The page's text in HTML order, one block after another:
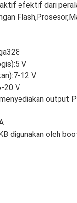
efektif dari
5 V
7-12 V
20 V
output
digunakan oleh